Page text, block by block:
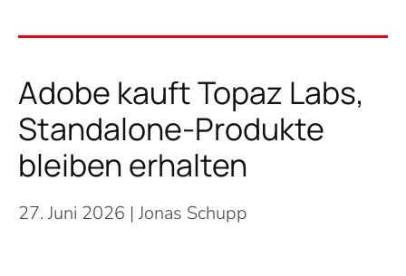
Adobe kauft Topaz Labs,
Standalone-Produkte
bleiben erhalten
27. Juni 2026 | Jonas Schupp